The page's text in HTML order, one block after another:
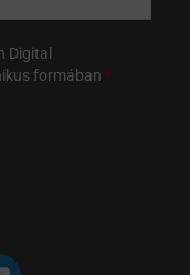
Digital
formában